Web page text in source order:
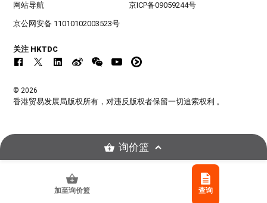
加至询价篮 查询
网站导航 京ICP备09059244号
京公网安备 11010102003523号
关注 HKTDC
© 2026
香港贸易发展局版权所有，对违反版权者保留一切追索权利 。
询价篮